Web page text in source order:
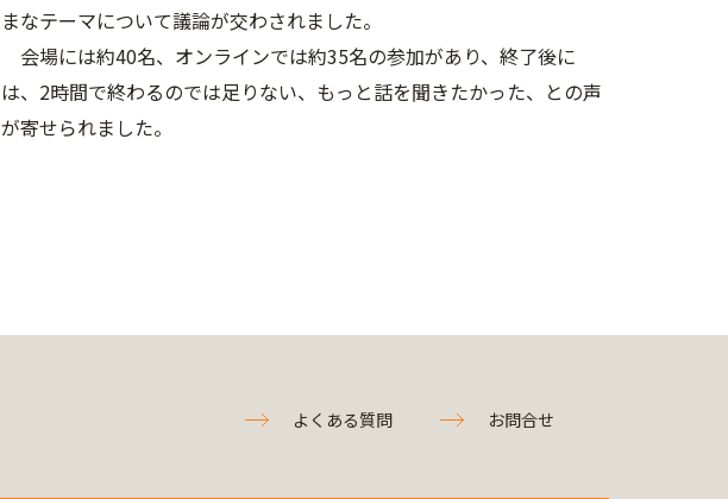
まなテーマについて議論が交わされました。
会場には約40名、オンラインでは約35名の参加があり、 終了後に
は、2時間で終わるのでは足りない、 もっと話を聞きたかった、との声
が寄せられました。
よくある質問 お問合せ